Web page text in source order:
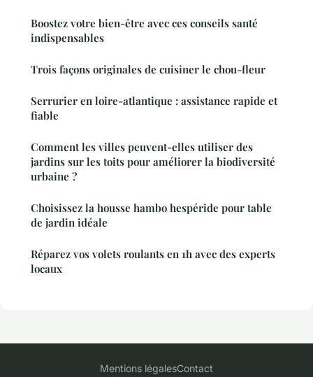
Boostez votre bien-être avec ces conseils santé
indispensables
Trois façons originales de cuisiner le chou-fleur
Serrurier en loire-atlantique : assistance rapide et
fiable
Comment les villes peuvent-elles utiliser des
jardins sur les toits pour améliorer la biodiversité
urbaine ?
Choisissez la housse hambo hespéride pour table
de jardin idéale
Réparez vos volets roulants en 1h avec des experts
locaux
Mentions légalesContact